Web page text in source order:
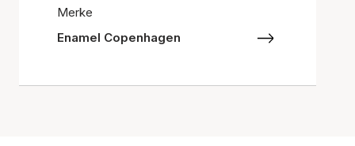
Merke
Enamel Copenhagen